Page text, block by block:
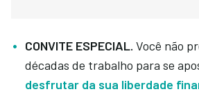
CONVITE ESPECIAL. Você não
décadas de trabalho para se
desfrutar da sua liberdade